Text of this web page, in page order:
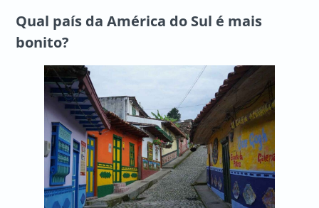
Qual país da América do Sul é mais
bonito?